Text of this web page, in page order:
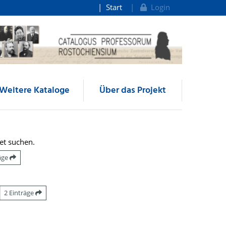
Start Login
Kataloge Über das Projekt
suchen.
2 Einträge